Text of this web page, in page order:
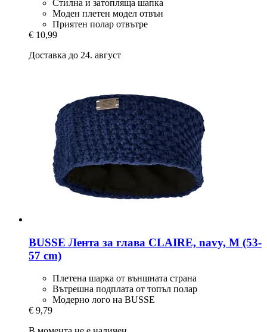
Стилна и затопляща шапка
Моден плетен модел отвън
Приятен полар отвътре
€ 10,99
Доставка до 24. август
BUSSE Лента за глава CLAIRE, navy, M (53-​
57 cm)
Плетена шарка от външната страна
Вътрешна подплата от топъл полар
Модерно лого на BUSSE
€ 9,79